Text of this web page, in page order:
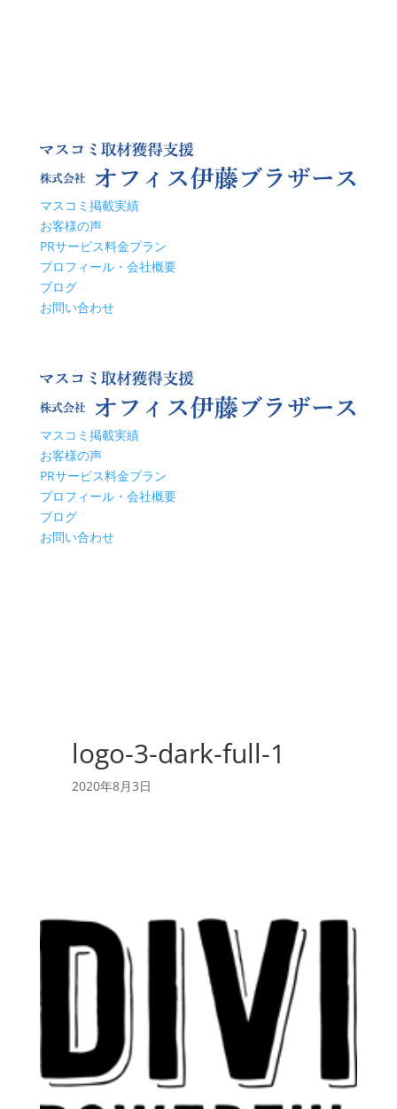
マスコミ掲載実績
お客様の声
PRサービス料金プラン
プロフィール・会社概要
ブログ
お問い合わせ
マスコミ掲載実績
お客様の声
PRサービス料金プラン
プロフィール・会社概要
ブログ
お問い合わせ
logo-3-dark-full-1
2020年8月3日